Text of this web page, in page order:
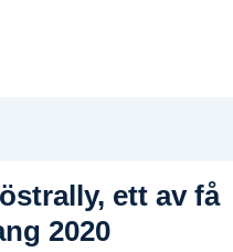
ett av få
2020